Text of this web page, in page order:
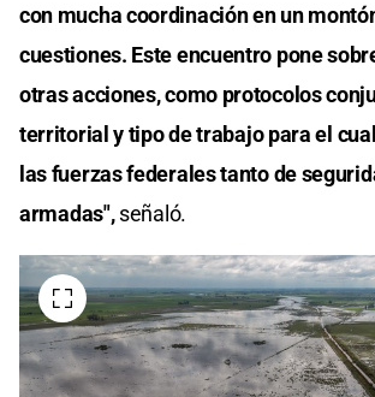
con mucha coordinación en un
cuestiones. Este encuentro pone
otras acciones, como protocolos
territorial y tipo de trabajo para el
las fuerzas federales tanto de
armadas",señaló.